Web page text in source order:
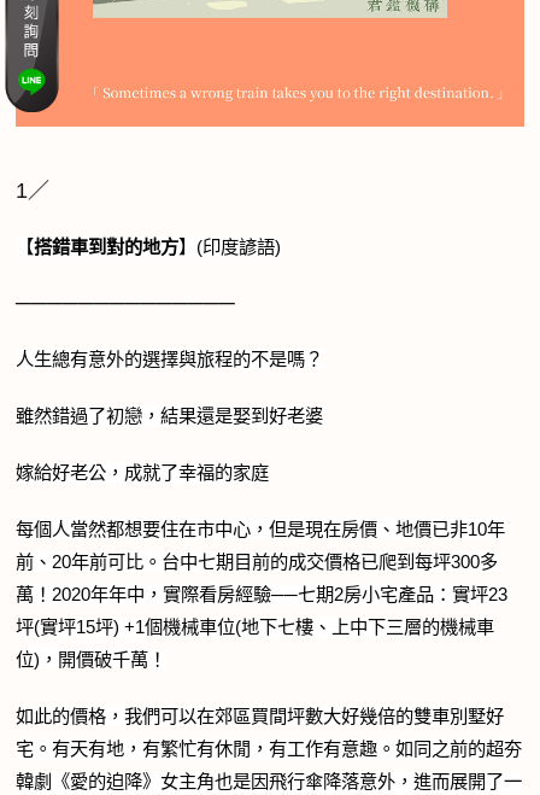
1／
【搭錯車到對的地方】(印度諺語)
──────────────
人生總有意外的選擇與旅程的不是嗎？
雖然錯過了初戀，結果還是娶到好老婆
嫁給好老公，成就了幸福的家庭
每個人當然都想要住在市中心，但是現在房價、地價已非10年
前、20年前可比。台中七期目前的成交價格已爬到每坪300多
萬！2020年年中，實際看房經驗──七期2房小宅產品：實坪23
坪(實坪15坪) +1個機械車位(地下七樓、上中下三層的機械車
位)，開價破千萬！
如此的價格，我們可以在郊區買間坪數大好幾倍的雙車別墅好
宅 。有天有地，有繁忙有休閒，有工作有意趣。如同之前的超夯
韓劇《愛的迫降》女主角也是因飛行傘降落意外，進而展開了一